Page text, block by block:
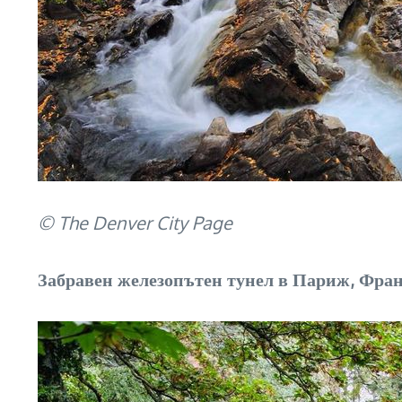
© The Denver City Page
Забравен железопътен тунел в Париж,